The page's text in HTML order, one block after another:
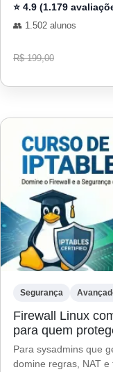
⭐ 4.9 (1.179
👥 1.502 alunos
R$ 199,00
Segurança
Firewall Linux
para quem
Para sysadmins que
domine regras, NAT